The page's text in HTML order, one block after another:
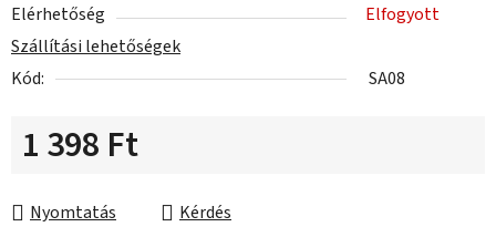
Elérhetőség
Elfogyott
Szállítási lehetőségek
Kód:
SA08
1 398 Ft
Nyomtatás
Kérdés